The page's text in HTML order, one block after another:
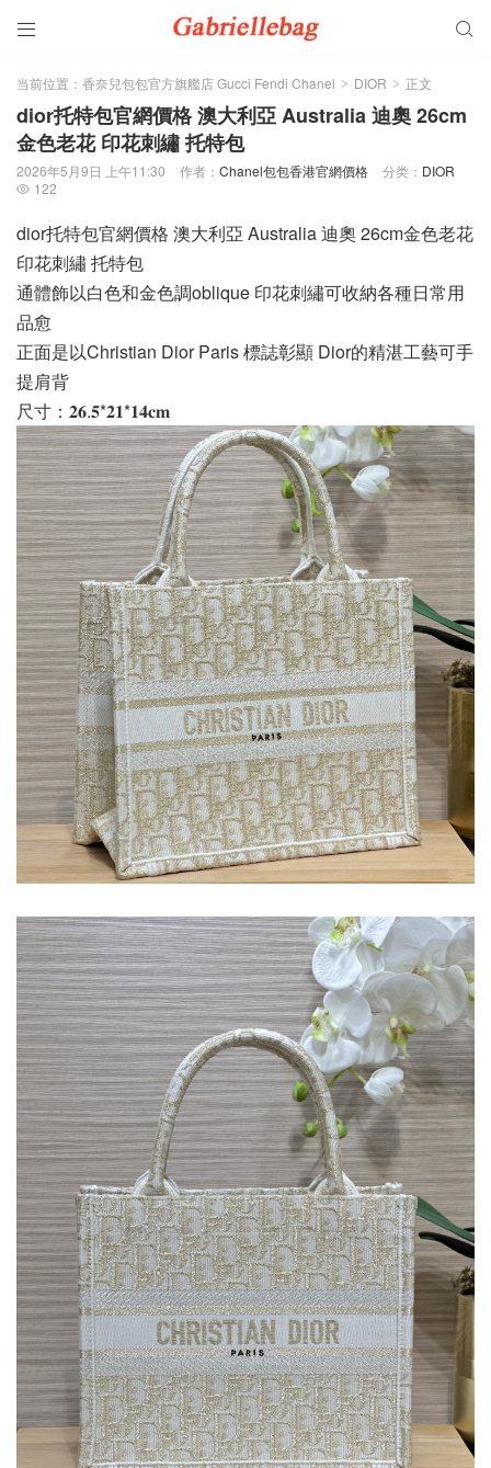
 
当前位置： 香奈兒包包官方旗艦店 Gucci Fendi Chanel > DIOR > 正文
dior托特包官網價格 澳大利亞 Australia 迪奧 26cm
金色老花 印花刺繡 托特包
2026年5月9日 上午11:30 作者： Chanel包包香港官網價格 分类： DIOR
 122
dior托特包官網價格 澳大利亞 Australia 迪奧 26cm金色老花
印花刺繡 托特包
通體飾以白色和金色調oblique 印花刺繡可收納各種日常用
品愈
正面是以Christian Dior Paris 標誌彰顯 Dior的精湛工藝可手
提肩背
尺寸：𝟐𝟔.𝟓*𝟐𝟏*𝟏𝟒𝐜𝐦